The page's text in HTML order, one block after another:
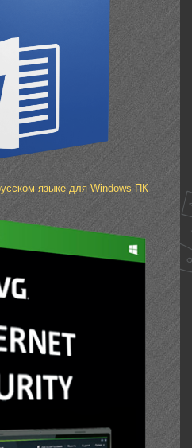
языке для Windows ПК